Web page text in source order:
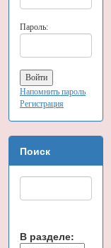
Пароль:
Напомнить пароль
Регистрация
Поиск
В разделе: